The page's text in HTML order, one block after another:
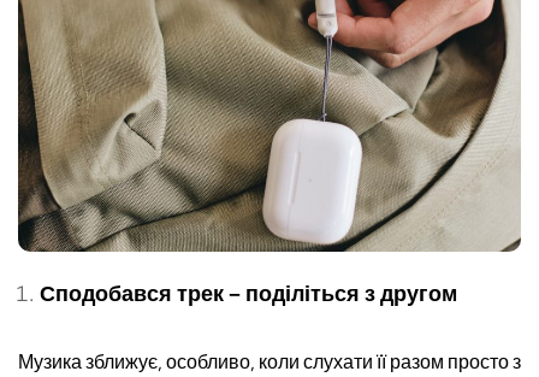
Сподобався трек – поділіться з другом
Музика зближує, особливо, коли слухати її разом просто з